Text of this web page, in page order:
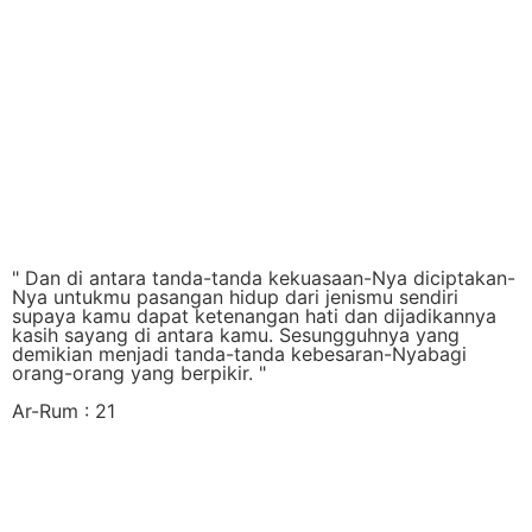
" Dan di antara tanda-tanda kekuasaan-Nya diciptakan-
Nya untukmu pasangan hidup dari jenismu sendiri
supaya kamu dapat ketenangan hati dan dijadikannya
kasih sayang di antara kamu. Sesungguhnya yang
demikian menjadi tanda-tanda kebesaran-Nyabagi
orang-orang yang berpikir. "
Ar-Rum : 21